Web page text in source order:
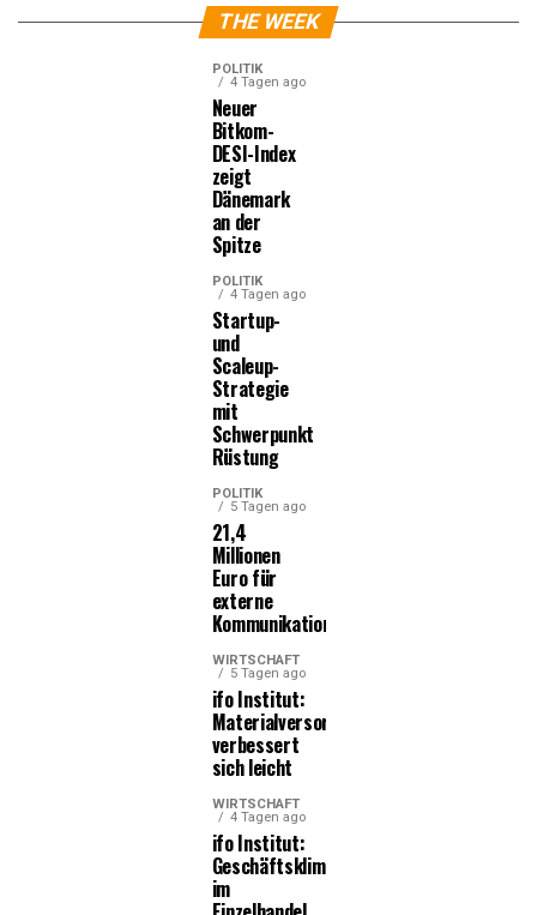
THE WEEK
POLITIK
4 Tagen ago
Neuer
Bitkom-
DESI-Index
zeigt
Dänemark
an der
Spitze
POLITIK
4 Tagen ago
Startup-
und
Scaleup-
Strategie
mit
Schwerpunkt
Rüstung
POLITIK
5 Tagen ago
21,4
Millionen
Euro für
externe
Kommunikationsleistungen
WIRTSCHAFT
5 Tagen ago
ifo Institut:
Materialversorgung
verbessert
sich leicht
WIRTSCHAFT
4 Tagen ago
ifo Institut:
Geschäftsklima
im